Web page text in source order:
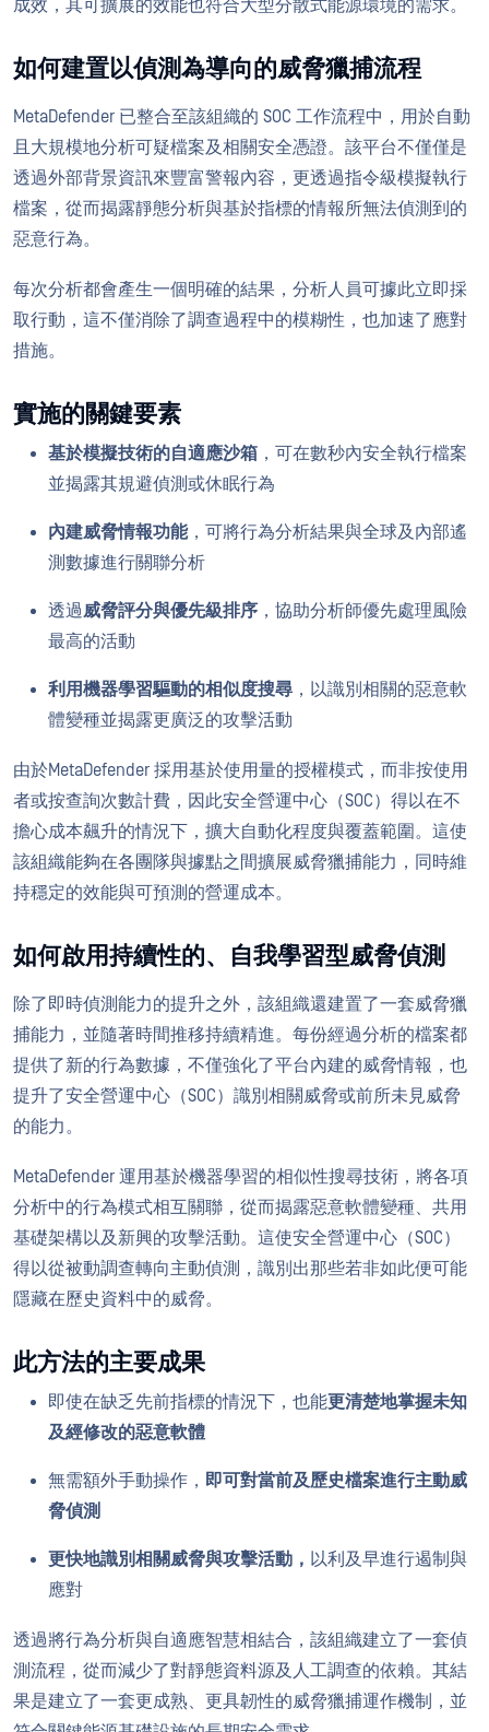
成效，其可擴展的效能也符合大型分散式能源環境的需求。
如何建置以偵測為導向的威脅獵捕流程
MetaDefender 已整合至該組織的 SOC 工作流程中，用於自動
且大規模地分析可疑檔案及相關安全憑證。該平台不僅僅是
透過外部背景資訊來豐富警報內容，更透過指令級模擬執行
檔案，從而揭露靜態分析與基於指標的情報所無法偵測到的
惡意行為。
每次分析都會產生一個明確的結果，分析人員可據此立即採
取行動，這不僅消除了調查過程中的模糊性，也加速了應對
措施。
實施的關鍵要素
基於模擬技術的自適應沙箱 ，可在數秒內安全執行檔案
並揭露其規避偵測或休眠行為
內建威脅情報功能，可將行為分析結果與全球及內部遙
測數據進行關聯分析
透過威脅評分與優先級排序 ，協助分析師優先處理風險
最高的活動
利用機器學習驅動的相似度搜尋 ，以識別相關的惡意軟
體變種並揭露更廣泛的攻擊活動
由於MetaDefender 採用基於使用量的授權模式，而非按使用
者或按查詢次數計費，因此安全營運中心（SOC）得以在不
擔心成本飆升的情況下，擴大自動化程度與覆蓋範圍。這使
該組織能夠在各團隊與據點之間擴展威脅獵捕能力，同時維
持穩定的效能與可預測的營運成本。
如何啟用持續性的、自我學習型威脅偵測
除了即時偵測能力的提升之外，該組織還建置了一套威脅獵
捕能力，並隨著時間推移持續精進。每份經過分析的檔案都
提供了新的行為數據，不僅強化了平台內建的威脅情報，也
提升了安全營運中心（SOC）識別相關威脅或前所未見威脅
的能力。
MetaDefender 運用基於機器學習的相似性搜尋技術，將各項
分析中的行為模式相互關聯，從而揭露惡意軟體變種、共用
基礎架構以及新興的攻擊活動。這使安全營運中心（SOC）
得以從被動調查轉向主動偵測，識別出那些若非如此便可能
隱藏在歷史資料中的威脅。
此方法的主要成果
即使在缺乏先前指標的情況下，也能更清楚地掌握未知
及經修改的惡意軟體
無需額外手動操作， 即可對當前及歷史檔案進行主動威
脅偵測
更快地識別相關威脅與攻擊活動， 以利及早進行遏制與
應對
透過將行為分析與自適應智慧相結合，該組織建立了一套偵
測流程，從而減少了對靜態資料源及人工調查的依賴。其結
果是建立了一套更成熟、更具韌性的威脅獵捕運作機制，並